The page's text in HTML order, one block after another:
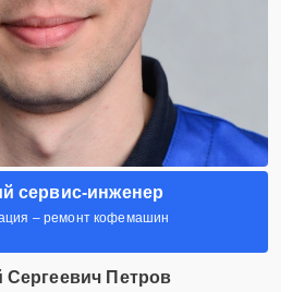
сервис-инженер
– ремонт кофемашин
Сергеевич Петров